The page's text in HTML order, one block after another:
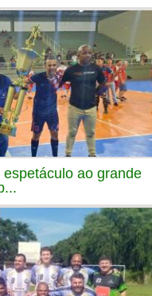
ao grande